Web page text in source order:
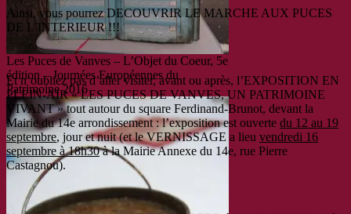
Les Puces de Vanves – L’Objet du Coeur, 5e
édition – Journées Européennes du
Patrimoine 2016
Ainsi, vous pourrez DECOUVRIR LE MARCHE AUX PUCES
DE L’INTERIEUR !!!
Et n’oubliez pas d’aller visiter, avant ou après, l’EXPOSITION EN
PLEIN-AIR « LES PUCES DE VANVES, UN PATRIMOINE
VIVANT » tout autour du square Ferdinand-Brunot, devant la
Mairie du 14e arrondissement : l’exposition est ouverte du 12 au 19
septembre, jour et nuit (et le VERNISSAGE a lieu vendredi 16
septembre à 18h30à la Mairie Annexe du 14e, rue Pierre
Castagnou).